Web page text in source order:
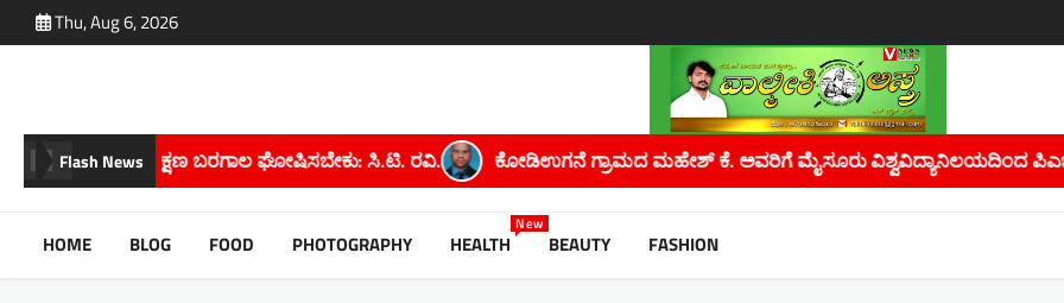
to
Thu, Aug 6, 2026
Flash News
ಸಿ.ಟಿ. ರವಿ. ಕೋಡಿಉಗನೆ ಗ್ರಾಮದ ಮಹೇಶ್ ಕೆ. ಅವರಿಗೆ ಮೈಸೂರು ವಿಶ್ವವಿದ್ಯಾನಿಲಯದಿಂದ ಪಿಎಚ್.ಡಿ ಪದವಿ… ಮಲೇರಿಯಾ, ಡೆಂಗ್ಯೂ
HOME BLOG FOOD PHOTOGRAPHY HEALTH
New
BEAUTY FASHION